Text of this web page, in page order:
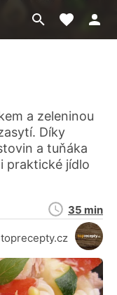
Přejít
na
Moje
a zeleninou
Díky
a tuňáka
praktické jídlo
toprecepty.cz
Doba
přípravy
35 min